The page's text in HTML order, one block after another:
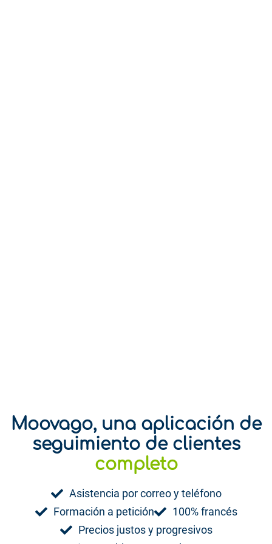
Moovago, una aplicación de
seguimiento de clientes
completo
divertido
Asistencia por correo y teléfono
Formación a petición
100% francés
Precios justos y progresivos